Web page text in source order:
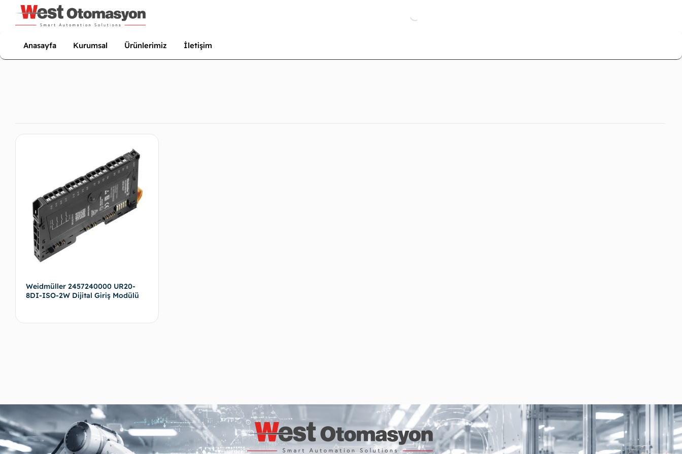
Anasayfa Kurumsal Ürünlerimiz İletişim
Weidmüller 2457240000 UR20-
8DI-ISO-2W Dijital Giriş Modülü